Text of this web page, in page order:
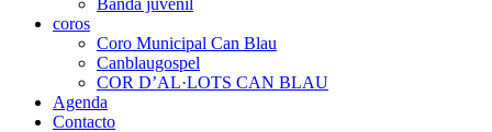
coros
Coro Municipal Can Blau
Canblaugospel
COR D’AL·LOTS CAN BLAU
Agenda
Contacto